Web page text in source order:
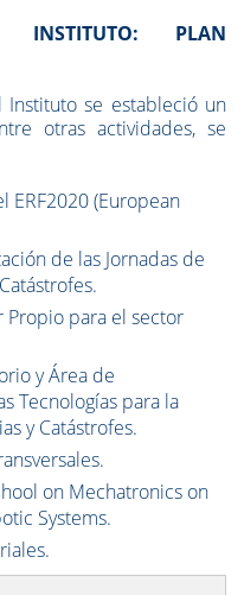
INSTITUTO: PLAN
se estableció un
otras actividades, se
ERF2020 (European
de las Jornadas de
Propio para el sector
y Área de
Tecnologías para la
y Catástrofes.
on Mechatronics on
Systems.